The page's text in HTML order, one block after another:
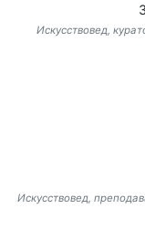
Искусствовед,
Искусствовед,